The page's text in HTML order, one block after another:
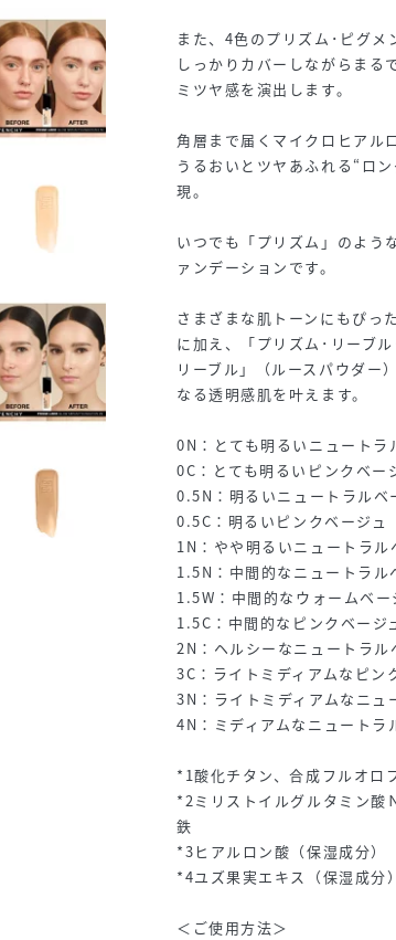
また、4色のプリズム･ピグ
しっかりカバーしながらまる
ミツヤ感を演出します。
角層まで届くマイクロヒアル
うるおいとツヤあふれる“ロ
現。
いつでも「プリズム」のよう
ァンデーションです。
さまざまな肌トーンにもぴっ
に加え、「プリズム･リーブ
リーブル」（ルースパウダー
なる透明感肌を叶えます。
0N：とても明るいニュートラ
0C：とても明るいピンクベー
0.5N：明るいニュートラルベ
0.5C：明るいピンクベージュ
1N：やや明るいニュートラル
1.5N：中間的なニュートラル
1.5W：中間的なウォームベー
1.5C：中間的なピンクベージ
2N：ヘルシーなニュートラル
3C：ライトミディアムなピン
3N：ライトミディアムなニュ
4N：ミディアムなニュートラ
*1酸化チタン、合成フルオロ
*2ミリストイルグルタミン酸
鉄
*3ヒアルロン酸（保湿成分）
*4ユズ果実エキス（保湿成分）
＜ご使用方法＞